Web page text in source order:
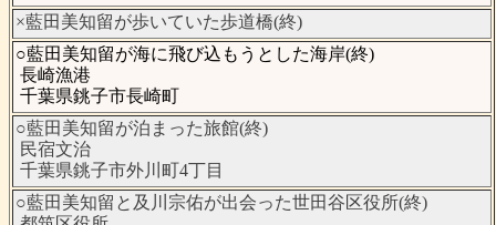
×藍田美知留が歩いていた歩道橋(終)
○藍田美知留が海に飛び込もうとした海岸(終)
長崎漁港
千葉県銚子市長崎町
○藍田美知留が泊まった旅館(終)
民宿文治
千葉県銚子市外川町4丁目
○藍田美知留と及川宗佑が出会った世田谷区役所(終)